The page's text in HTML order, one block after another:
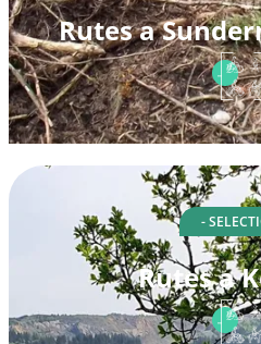
Rutes a
-
Rutes a